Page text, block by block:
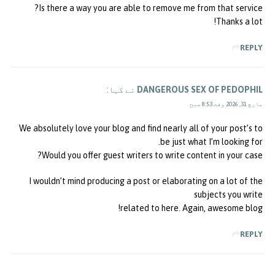
Is there a way you are able to remove me from that service?
Thanks a lot!
REPLY
DANGEROUS SEX OF PEDOPHIL نے کہا:
مارچ 31, 2026 وقت 8:53 صبح
We absolutely love your blog and find nearly all of your post’s to
be just what I’m looking for.
Would you offer guest writers to write content in your case?
I wouldn’t mind producing a post or elaborating on a lot of the
subjects you write
related to here. Again, awesome blog!
REPLY